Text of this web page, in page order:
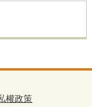
權政策